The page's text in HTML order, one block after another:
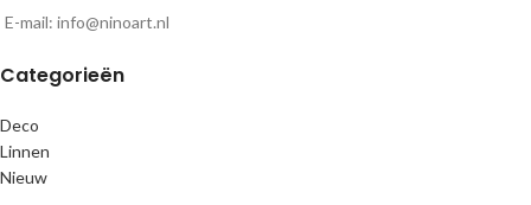
E-mail: info@ninoart.nl
Categorieën
Deco
Linnen
Nieuw